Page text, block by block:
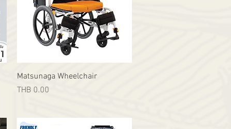
Quick View
Matsunaga Wheelchair
Price
THB 0.00